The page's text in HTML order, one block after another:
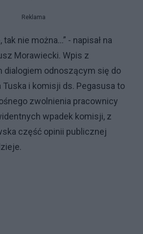
Reklama
nie można...” - napisał na
Morawiecki. Wpis z
dialogiem odnoszącym się do
Tuska i komisji ds. Pegasusa to
zwolnienia pracownicy
wpadek komisji, z
część opinii publicznej